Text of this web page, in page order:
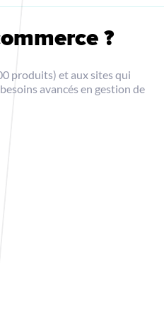
?
produits) et aux sites qui
avancés en gestion de